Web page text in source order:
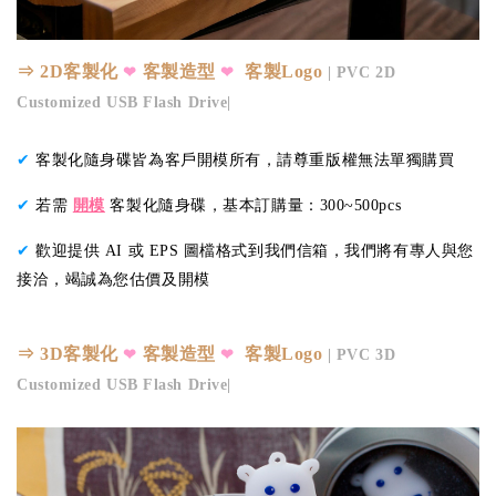
⇒ 2D客製化 ❤ 客製造型 ❤ 客製Logo | PVC 2D
Customized USB Flash Drive|
✔ 客製化隨身碟皆為客戶開模所有，請尊重版權無法單獨購買
✔ 若需 開模 客製化隨身碟，基本訂購量：300~500pcs
✔ 歡迎提供 AI 或 EPS 圖檔格式到我們信箱，我們將有專人與您
接洽，竭誠為您估價及開模
⇒ 3D客製化 ❤ 客製造型 ❤ 客製Logo | PVC 3D
Customized USB Flash Drive|